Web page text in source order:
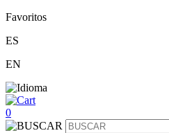
Favoritos
ES
EN
0